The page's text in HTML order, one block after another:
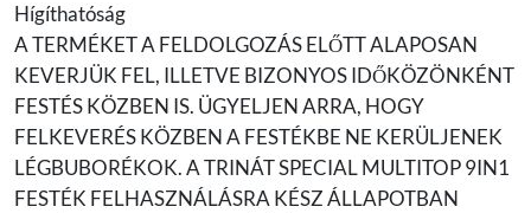
Hígíthatóság
A TERMÉKET A FELDOLGOZÁS ELŐTT ALAPOSAN
KEVERJÜK FEL, ILLETVE BIZONYOS IDŐKÖZÖNKÉNT
FESTÉS KÖZBEN IS. ÜGYELJEN ARRA, HOGY
FELKEVERÉS KÖZBEN A FESTÉKBE NE KERÜLJENEK
LÉGBUBORÉKOK. A TRINÁT SPECIAL MULTITOP 9IN1
FESTÉK FELHASZNÁLÁSRA KÉSZ ÁLLAPOTBAN